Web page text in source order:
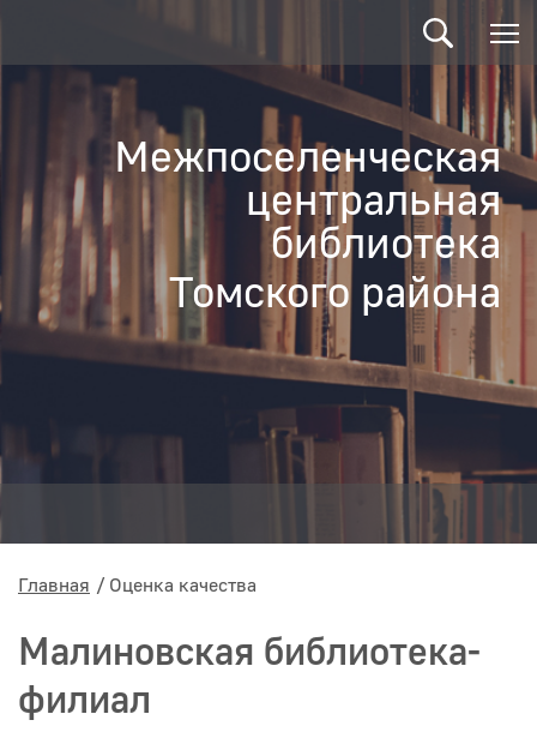
Межпоселенческая
центральная
библиотека
Томского района
Главная Оценка качества
Малиновская библиотека-
филиал